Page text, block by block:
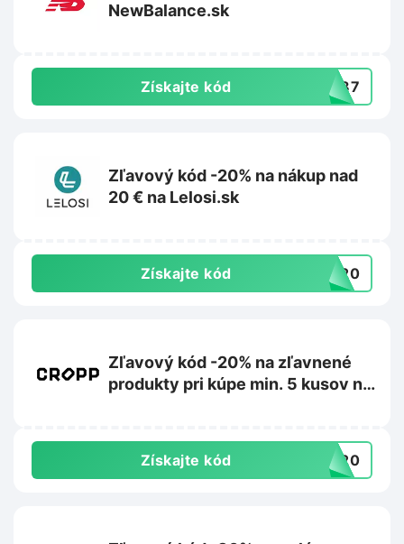
NewBalance.sk
Získajte kód PW87
Zľavový kód -20% na nákup nad
20 € na Lelosi.sk
Získajte kód RA20
Zľavový kód -20% na zľavnené
produkty pri kúpe min. 5 kusov na
Získajte kód RA20